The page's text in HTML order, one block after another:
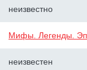
неизвестно
Мифы. Легенды.
неизвестен